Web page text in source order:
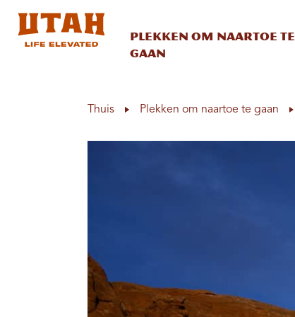
Plekken om naartoe te
gaan
Thuis Plekken om naartoe te gaan